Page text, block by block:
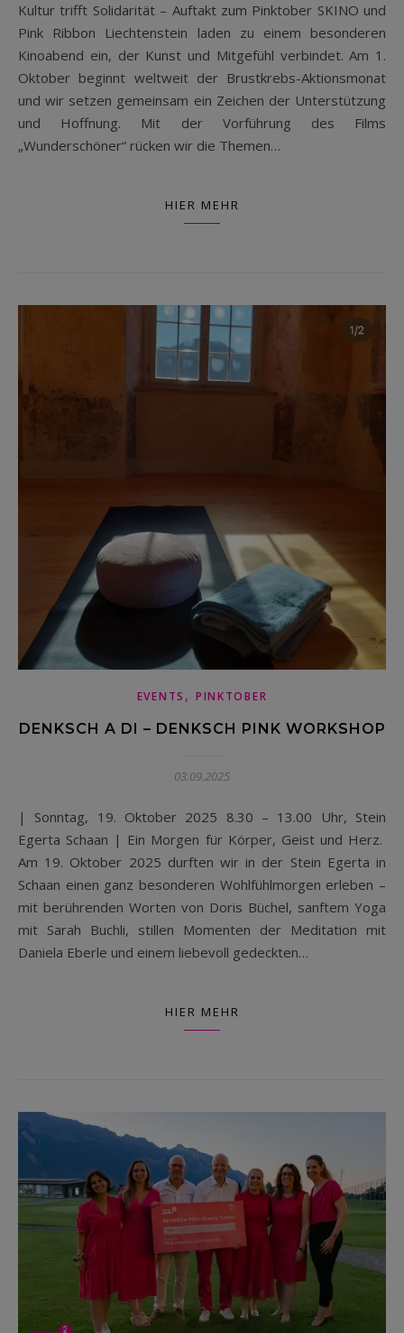
Kultur trifft Solidarität – Auftakt zum Pinktober SKINO und
Pink Ribbon Liechtenstein laden zu einem besonderen
Kinoabend ein, der Kunst und Mitgefühl verbindet. Am 1.
Oktober beginnt weltweit der Brustkrebs-Aktionsmonat
und wir setzen gemeinsam ein Zeichen der Unterstützung
und Hoffnung. Mit der Vorführung des Films
„Wunderschöner“ rücken wir die Themen…
HIER MEHR
EVENTS , PINKTOBER
DENKSCH A DI – DENKSCH PINK WORKSHOP
03.09.2025
| Sonntag, 19. Oktober 2025 8.30 – 13.00 Uhr, Stein
Egerta Schaan | Ein Morgen für Körper, Geist und Herz.
Am 19. Oktober 2025 durften wir in der Stein Egerta in
Schaan einen ganz besonderen Wohlfühlmorgen erleben –
mit berührenden Worten von Doris Büchel, sanftem Yoga
mit Sarah Buchli, stillen Momenten der Meditation mit
Daniela Eberle und einem liebevoll gedeckten…
HIER MEHR